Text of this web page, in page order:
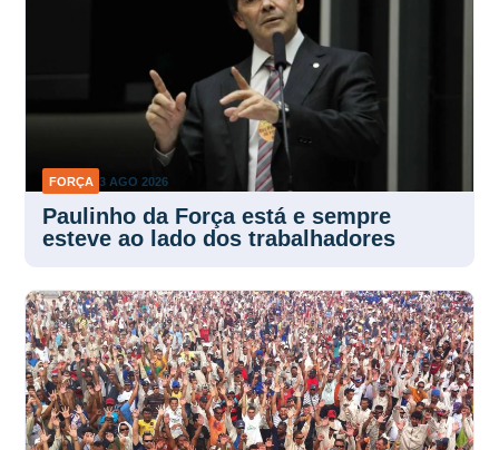
FORÇA 3 AGO 2026
Paulinho da Força está e sempre
esteve ao lado dos trabalhadores